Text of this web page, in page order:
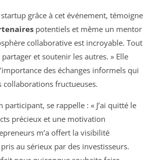
grâce à cet événement, témoigne
potentiels et même un mentor
collaborative est incroyable. Tout
et soutenir les autres. » Elle
des échanges informels qui
collaborations fructueuses.
participant, se rappelle : « J’ai quitté le
précieux et une motivation
m’a offert la visibilité
au sérieux par des investisseurs.